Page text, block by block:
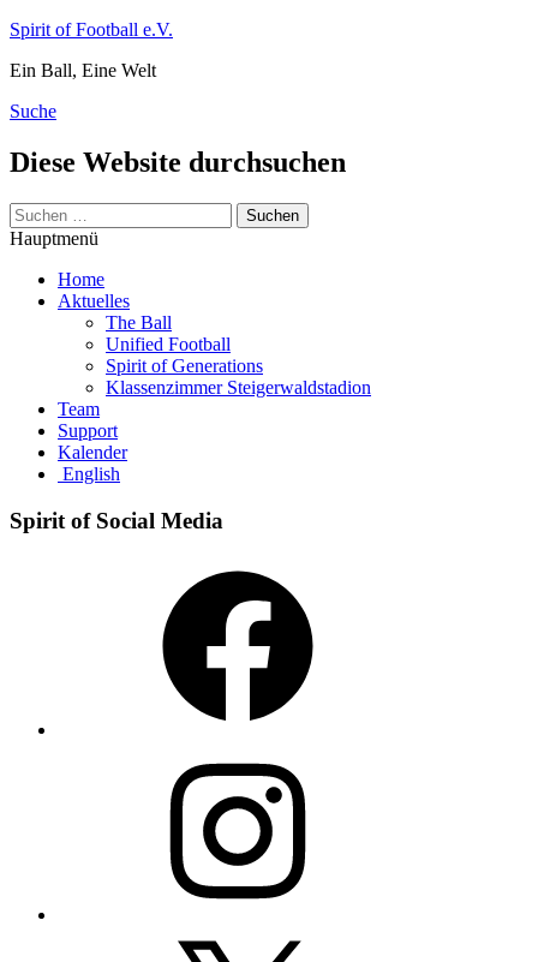
Zum
springen
Spirit of Football e.V.
Ein Ball, Eine Welt
Suche
Diese Website durchsuchen
Suchen
nach:
Hauptmenü
Home
Aktuelles
The Ball
Unified Football
Spirit of Generations
Klassenzimmer Steigerwaldstadion
Team
Support
Kalender
English
Spirit of Social Media